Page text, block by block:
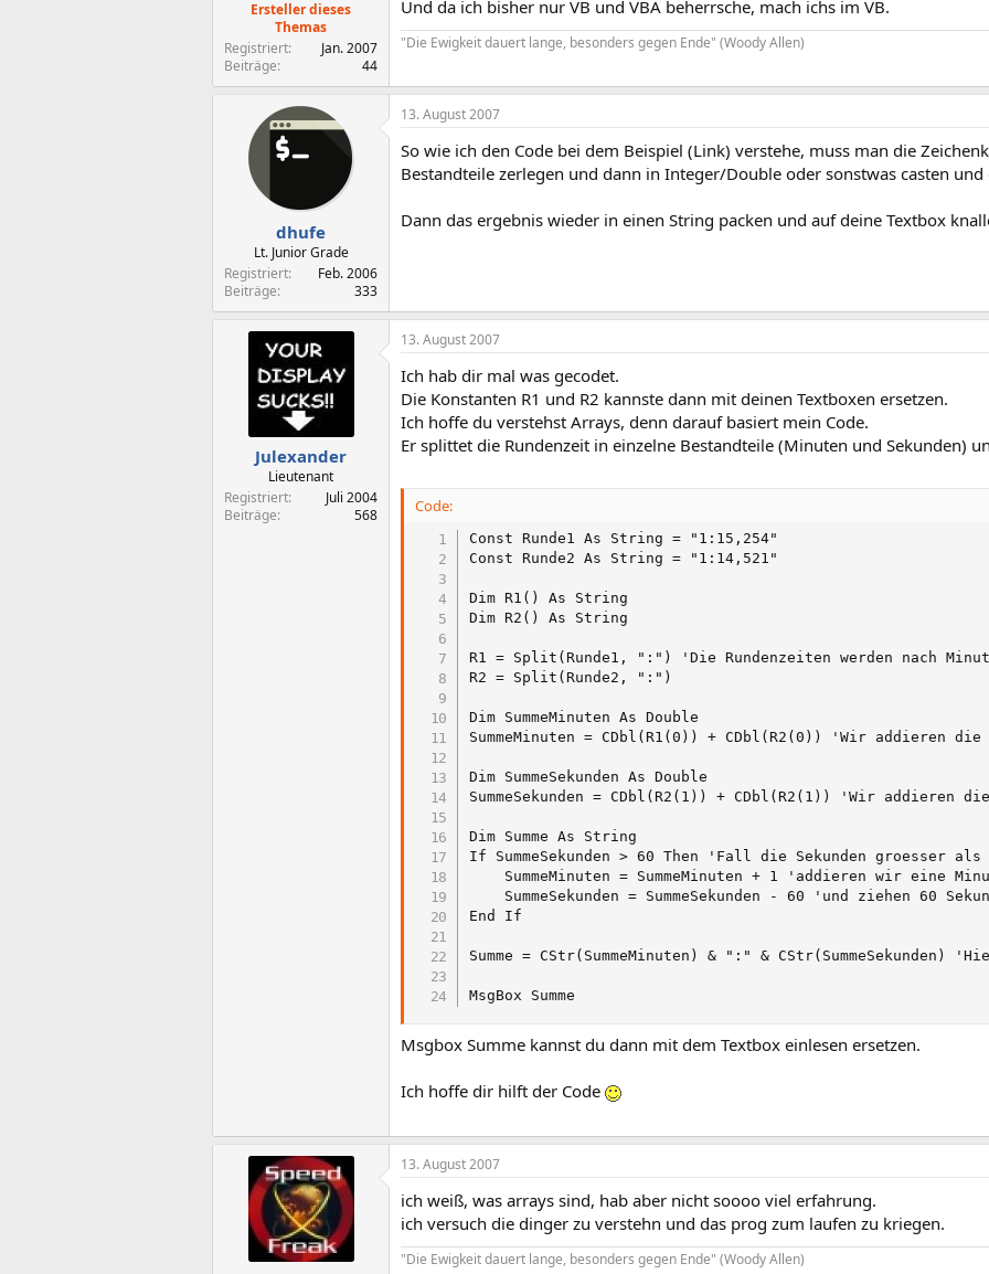
Ersteller dieses
Themas
Registriert
Jan. 2007
Beiträge
44
Und da ich bisher nur VB und VBA beherrsche, mach ichs im VB.
"Die Ewigkeit dauert lange, besonders gegen Ende" (Woody Allen)
dhufe
Lt. Junior Grade
Registriert
Feb. 2006
Beiträge
333
13. August 2007
So wie ich den Code bei dem Beispiel (Link) verstehe, muss man die
Bestandteile zerlegen und dann in Integer/Double oder sonstwas casten und
Dann das ergebnis wieder in einen String packen und auf deine Textbox
Julexander
Lieutenant
Registriert
Juli 2004
Beiträge
568
13. August 2007
Ich hab dir mal was gecodet.
Die Konstanten R1 und R2 kannste dann mit deinen Textboxen ersetzen.
Ich hoffe du verstehst Arrays, denn darauf basiert mein Code.
Er splittet die Rundenzeit in einzelne Bestandteile (Minuten und Sekunden)
Code:
Const Runde1 As String = "1:15,254"
Const Runde2 As String = "1:14,521"
Dim R1() As String
Dim R2() As String
R1 = Split(Runde1, ":") 'Die Rundenzeiten werden nach
R2 = Split(Runde2, ":")
Dim SummeMinuten As Double
SummeMinuten = CDbl(R1(0)) + CDbl(R2(0)) 'Wir addieren die
Dim SummeSekunden As Double
SummeSekunden = CDbl(R2(1)) + CDbl(R2(1)) 'Wir addieren die
Dim Summe As String
If SummeSekunden > 60 Then 'Fall die Sekunden groesser als
SummeMinuten = SummeMinuten + 1 'addieren wir eine
SummeSekunden = SummeSekunden - 60 'und ziehen 60
End If
Summe = CStr(SummeMinuten) & ":" &
MsgBox Summe
Msgbox Summe kannst du dann mit dem Textbox einlesen ersetzen.
Ich hoffe dir hilft der Code
13. August 2007
ich weiß, was arrays sind, hab aber nicht soooo viel erfahrung.
ich versuch die dinger zu verstehn und das prog zum laufen zu kriegen.
"Die Ewigkeit dauert lange, besonders gegen Ende" (Woody Allen)